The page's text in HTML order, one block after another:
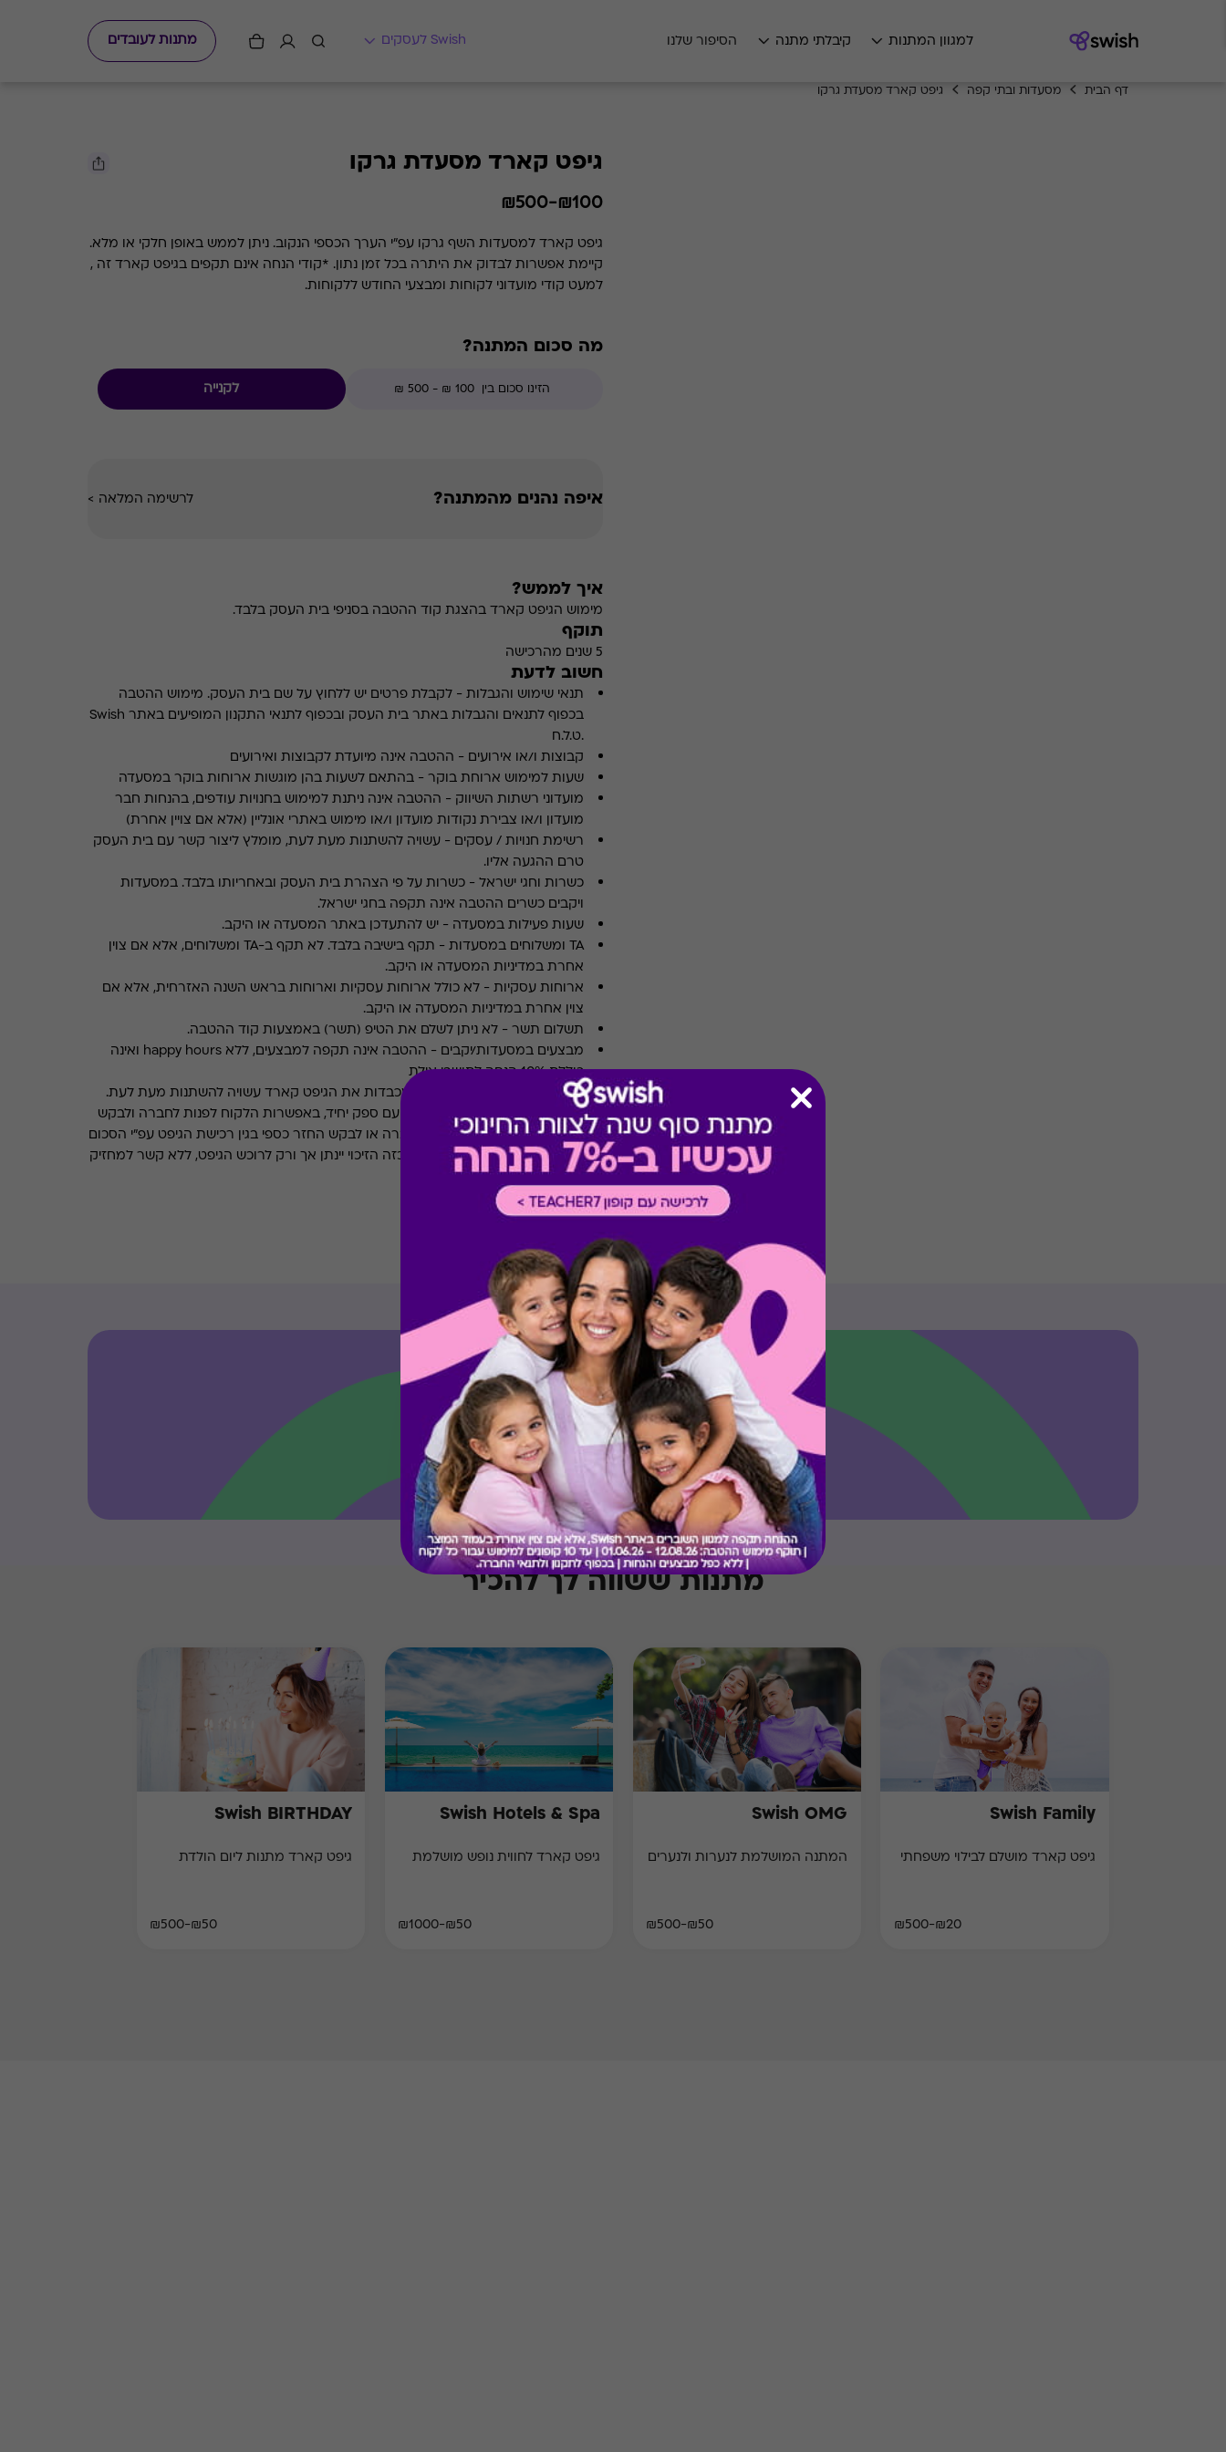
למגוון המתנות קיבלתי מתנה הסיפור שלנו Swish לעסקים מתנות לעובדים
דף הבית מסעדות ובתי קפה גיפט קארד מסעדת גרקו
גיפט קארד מסעדת גרקו
₪100-₪500
גיפט קארד למסעדות השף גרקו עפ"י הערך הכספי הנקוב. ניתן לממש באופן חלקי או מלא.
קיימת אפשרות לבדוק את היתרה בכל זמן נתון. *קודי הנחה אינם תקפים בגיפט קארד זה ,
למעט קודי מועדוני לקוחות ומבצעי החודש ללקוחות.
מה סכום המתנה?
לקנייה
איפה נהנים מהמתנה? לרשימה המלאה >
איך לממש?
מימוש הגיפט קארד בהצגת קוד ההטבה בסניפי בית העסק בלבד.
תוקף
5 שנים מהרכישה
חשוב לדעת
תנאי שימוש והגבלות -לקבלת פרטים יש ללחוץ על שם בית העסק. מימוש ההטבה
בכפוף לתנאים והגבלות באתר בית העסק ובכפוף לתנאי התקנון המופיעים באתר Swish
.ט.ל.ח
קבוצות ו/או אירועים - ההטבה אינה מיועדת לקבוצות ואירועים
שעות למימוש ארוחת בוקר - בהתאם לשעות בהן מוגשות ארוחות בוקר במסעדה
מועדוני רשתות השיווק - ההטבה אינה ניתנת למימוש בחנויות עודפים, בהנחות חבר
מועדון ו/או צבירת נקודות מועדון ו/או מימוש באתרי אונליין (אלא אם צויין אחרת)
רשימת חנויות / עסקים -עשויה להשתנות מעת לעת, מומלץ ליצור קשר עם בית העסק
טרם ההגעה אליו.
כשרות וחגי ישראל -כשרות על פי הצהרת בית העסק ובאחריותו בלבד. במסעדות
ויקבים כשרים ההטבה אינה תקפה בחגי ישראל.
שעות פעילות במסעדה -יש להתעדכן באתר המסעדה או היקב.
TA ומשלוחים במסעדות
-
תקף בישיבה בלבד. לא תקף ב-TA ומשלוחים, אלא אם צוין
אחרת במדיניות המסעדה או היקב.
ארוחות עסקיות -לא כולל ארוחות עסקיות וארוחות בראש השנה האזרחית, אלא אם
צוין אחרת במדיניות המסעדה או היקב.
תשלום תשר -לא ניתן לשלם את הטיפ (תשר) באמצעות קוד ההטבה.
מבצעים במסעדות/יקבים -
ההטבה אינה תקפה למבצעים, ללא happy hours ואינה
כוללת 10% הנחה לתושבי אילת
* מבוהר כי רשימת הספקים המכבדות את הגיפט קארד עשויה להשתנות מעת לעת.
* במקרה של ירידת ספק מגיפט עם ספק יחיד, באפשרות הלקוח לפנות לחברה ולבקש
כרטיס חלופי ממגוון כרטיסי החברה או לבקש החזר כספי בגין רכישת הגיפט עפ"י הסכום
ששולם בפועל לחברה (במקרה כזה הזיכוי יינתן אך ורק לרוכש הגיפט, ללא קשר למחזיק
הגיפט בפועל).
קיבלת מתנה כזו?
בירור יתרה בכרטיס
מתנות ששווה לך להכיר
Swish Family
גיפט קארד מושלם לבילוי משפחתי
₪20-₪500
Swish OMG
המתנה המושלמת לנערות ולנערים
₪50-₪500
Swish Hotels & Spa
גיפט קארד לחווית נופש מושלמת
₪50-₪1000
Swish BIRTHDAY
גיפט קארד מתנות ליום הולדת
₪50-₪500